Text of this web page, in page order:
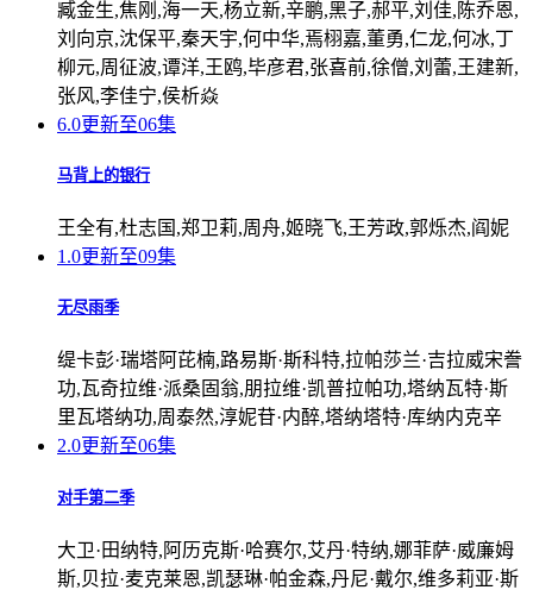
臧金生,焦刚,海一天,杨立新,辛鹏,黑子,郝平,刘佳,陈乔恩,
刘向京,沈保平,秦天宇,何中华,焉栩嘉,董勇,仁龙,何冰,丁
柳元,周征波,谭洋,王鸥,毕彦君,张喜前,徐僧,刘蕾,王建新,
张风,李佳宁,侯析焱
6.0更新至06集
马背上的银行
王全有,杜志国,郑卫莉,周舟,姬晓飞,王芳政,郭烁杰,阎妮
1.0更新至09集
无尽雨季
缇卡彭·瑞塔阿芘楠,路易斯·斯科特,拉帕莎兰·吉拉威宋誊
功,瓦奇拉维·派桑固翁,朋拉维·凯普拉帕功,塔纳瓦特·斯
里瓦塔纳功,周泰然,淳妮苷·内醉,塔纳塔特·库纳内克辛
2.0更新至06集
对手第二季
大卫·田纳特,阿历克斯·哈赛尔,艾丹·特纳,娜菲萨·威廉姆
斯,贝拉·麦克莱恩,凯瑟琳·帕金森,丹尼·戴尔,维多莉亚·斯